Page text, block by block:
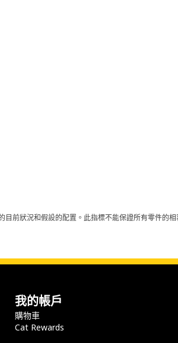
前狀況和假設的配置。此指標不能保證所有零件的相
我的帳戶
購物車
Cat Rewards